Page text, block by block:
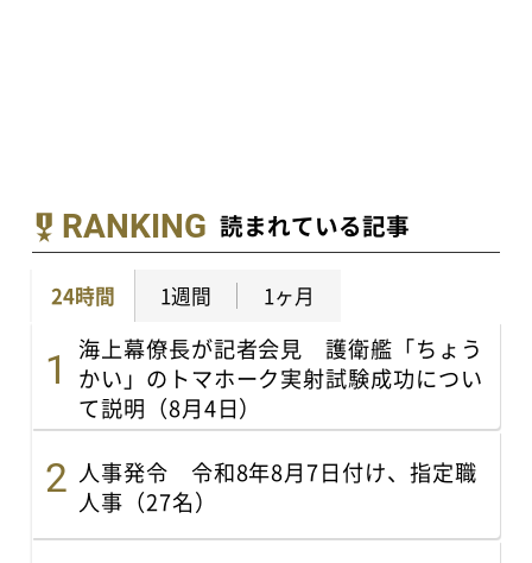
RANKING 読まれている記事
24時間 1週間 1ヶ月
海上幕僚長が記者会見 護衛艦「ちょう
かい」のトマホーク実射試験成功につい
て説明（8月4日）
人事発令 令和8年8月7日付け、指定職
人事（27名）